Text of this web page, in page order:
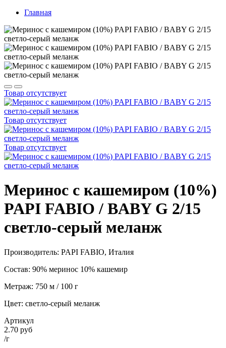
Главная
Товар отсутствует
Товар отсутствует
Товар отсутствует
Меринос с кашемиром (10%)
PAPI FABIO / BABY G 2/15
светло-серый меланж
Производитель: PAPI FABIO, Италия
Состав: 90% меринос 10% кашемир
Метраж: 750 м / 100 г
Цвет: светло-серый меланж
Артикул
2.70 руб
/г